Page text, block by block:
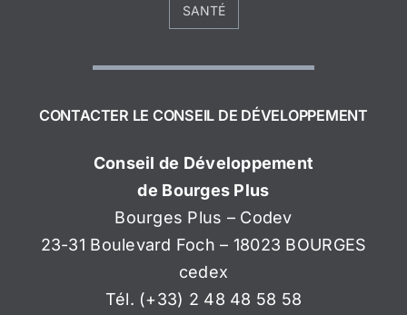
SANTÉ
CONTACTER LE CONSEIL DE DÉVELOPPEMENT
Conseil de Développement
de Bourges Plus
Bourges Plus – Codev
23-31 Boulevard Foch – 18023 BOURGES
cedex
Tél. (+33) 2 48 48 58 58